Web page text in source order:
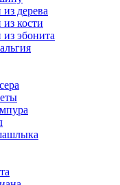
дерева
кости
эбонита